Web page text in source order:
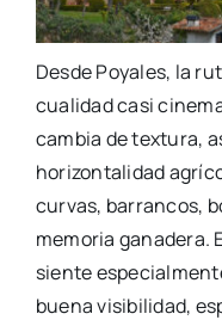
Desde Poyales, la
cualidad casi
cambia de textura,
horizontalidad
curvas, barrancos,
memoria ganadera.
siente
buena visibilidad,